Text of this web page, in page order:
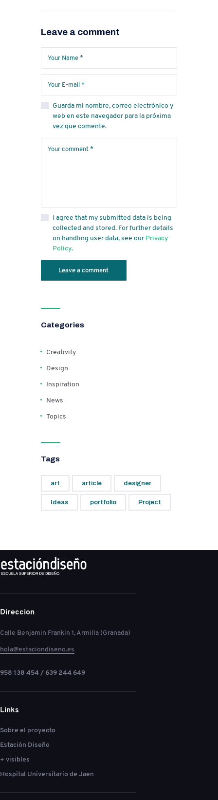
Leave a comment
Guarda mi nombre, correo electrónico y
web en este navegador para la próxima
vez que comente.
I agree that my submitted data is being
collected and stored. For further details
on handling user data, see ourPrivacy
Policy.
Categories
Creativity
Design
Inspiration
News
Topics
Tags
art article designer
Ideas portfolio Project
Direccion
Calle Benjamin Frankin 1, Armilla (Granada)
hola@estaciondiseno.es
958 138 454 / 639 244 649
Links
Sobre el proyecto
Estación Diseño
+ visibles
Hospital Universitario de Jaen